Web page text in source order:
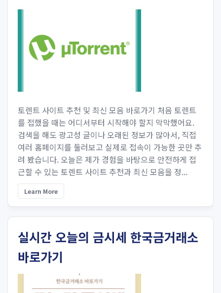
토렌트 사이트 추천 및 최신 모음 바로가기 처음 토렌트
를 접했을 때는 어디서부터 시작해야 할지 막막했어요.
검색을 해도 광고성 글이나 오래된 정보가 많아서, 직접
여러 홈페이지를 둘러보고 실제로 접속이 가능한 곳만 추
려 봤습니다. 오늘은 제가 경험을 바탕으로 안전하게 접
근할 수 있는 토렌트 사이트 추천과 최신 모음을 정...
Learn More
실시간 오늘의 금시세 한국금거래소
바로가기